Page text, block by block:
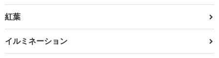
紅葉
イルミネーション